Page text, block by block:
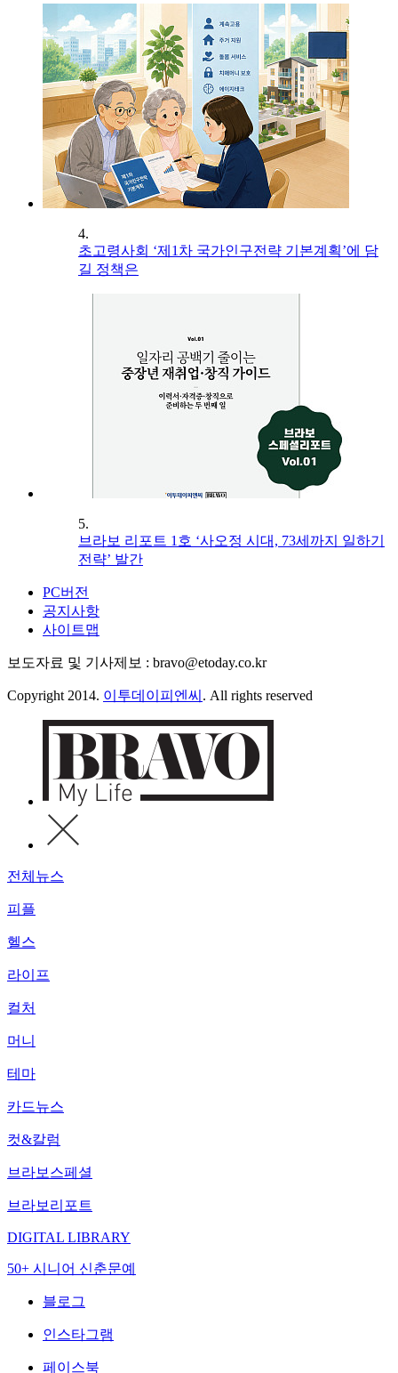
4.
초고령사회 ‘제1차 국가인구전략 기본계획’에 담
길 정책은
5.
브라보 리포트 1호 ‘사오정 시대, 73세까지 일하기
전략’ 발간
PC버전
공지사항
사이트맵
보도자료 및 기사제보 : bravo@etoday.co.kr
Copyright 2014. 이투데이피엔씨 . All rights reserved
전체뉴스
피플
헬스
라이프
컬처
머니
테마
카드뉴스
컷&칼럼
브라보스페셜
브라보리포트
DIGITAL LIBRARY
50+ 시니어 신춘문예
블로그
인스타그램
페이스북